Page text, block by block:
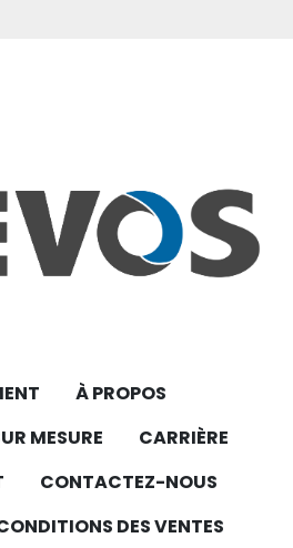
À PROPOS
MESURE
CARRIÈRE
CONTACTEZ-NOUS
DES VENTES